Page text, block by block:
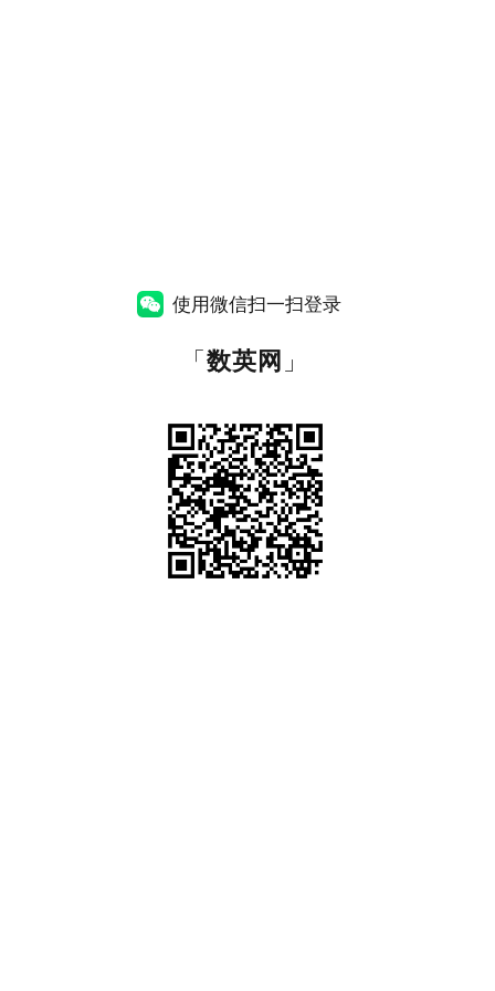
使用微信扫一扫登录
「数英网 」